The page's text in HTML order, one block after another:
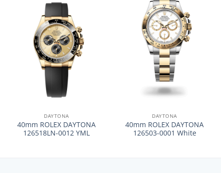
DAYTONA
40mm ROLEX DAYTONA
126518LN-0012 YML
DAYTONA
40mm ROLEX DAYTONA
126503-0001 White